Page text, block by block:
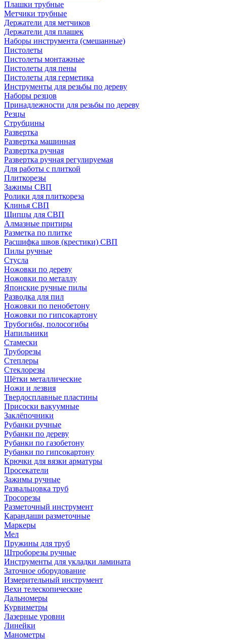
Плашки трубные
Метчики трубные
Держатели для метчиков
Держатели для плашек
Наборы инструмента (смешанные)
Пистолеты
Пистолеты монтажные
Пистолеты для пены
Пистолеты для герметика
Инструменты для резьбы по дереву
Наборы резцов
Принадлежности для резьбы по дереву
Резцы
Струбцины
Развертка
Развертка машинная
Развертка ручная
Развертка ручная регулируемая
Для работы с плиткой
Плиткорезы
Зажимы СВП
Ролики для плиткореза
Клинья СВП
Щипцы для СВП
Алмазные притиры
Разметка по плитке
Расшифка швов (крестики) СВП
Пилы ручные
Стусла
Ножовки по дереву
Ножовки по металлу
Японские ручные пилы
Разводка для пил
Ножовки по пенобетону
Ножовки по гипсокартону
Трубогибы, полосогибы
Напильники
Стамески
Труборезы
Степлеры
Стеклорезы
Щётки металлические
Ножи и лезвия
Твердосплавные пластины
Присоски вакуумные
Заклёпочники
Рубанки ручные
Рубанки по дереву
Рубанки по газобетону
Рубанки по гипсокартону
Крючки для вязки арматуры
Просекатели
Зажимы ручные
Развальцовка труб
Тросорезы
Разметочный инструмент
Карандаши разметочные
Маркеры
Мел
Пружины для труб
Штроборезы ручные
Инструменты для укладки ламината
Заточное оборудование
Измерительный инструмент
Вехи телескопические
Дальномеры
Курвиметры
Лазерные уровни
Линейки
Манометры